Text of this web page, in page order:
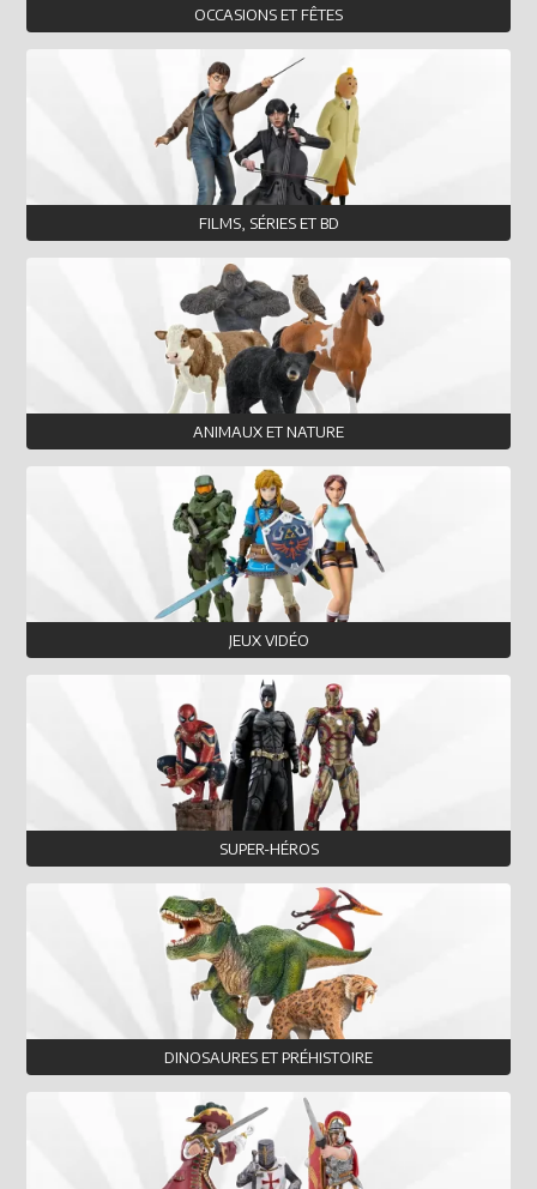
OCCASIONS ET FÊTES
FILMS, SÉRIES ET BD
ANIMAUX ET NATURE
JEUX VIDÉO
SUPER-HÉROS
DINOSAURES ET PRÉHISTOIRE